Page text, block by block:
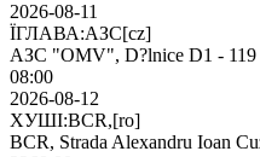
2026-08-11
ЇГЛАВА:АЗС[cz]
АЗС "OMV", D?lnice D1 - 119
08:00
2026-08-12
ХУШІ:BCR,[ro]
BCR, Strada Alexandru Ioan